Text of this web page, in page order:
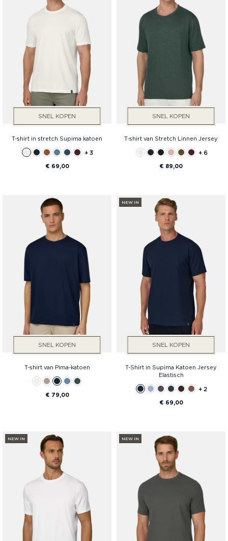
SNEL KOPEN
T-shirt in stretch Supima katoen
+ 3
€ 69,00
SNEL KOPEN
T-shirt van Stretch Linnen Jersey
+ 6
€ 89,00
SNEL KOPEN
T-shirt van Pima-katoen
€ 79,00
NEW IN
SNEL KOPEN
T-Shirt in Supima Katoen Jersey
Elastisch
+ 2
€ 69,00
NEW IN NEW IN